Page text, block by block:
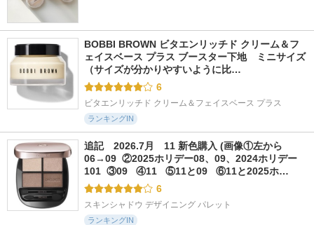
BOBBI BROWN ビタエンリッチド クリーム＆フ
ェイスベース プラス ブースター下地　ミニサイズ
（サイズが分かりやすいように比…
6
ビタエンリッチド クリーム＆フェイスベース プラス
ランキングIN
追記　2026.7月　11 新色購入 (画像①左から
06→09  ②2025ホリデー08、09、2024ホリデー
101  ③09   ④11   ⑤11と09   ⑥11と2025ホ…
6
スキンシャドウ デザイニング パレット
ランキングIN